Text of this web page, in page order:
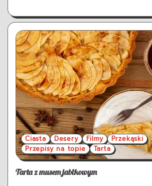
Ciasta Desery Filmy
Przekąski
Przepisy na topie
Tarta
Tarta z musem jabłkowym